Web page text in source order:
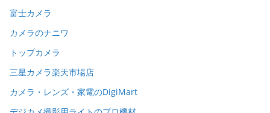
富士カメラ
カメラのナニワ
トップカメラ
三星カメラ楽天市場店
カメラ・レンズ・家電のDigiMart